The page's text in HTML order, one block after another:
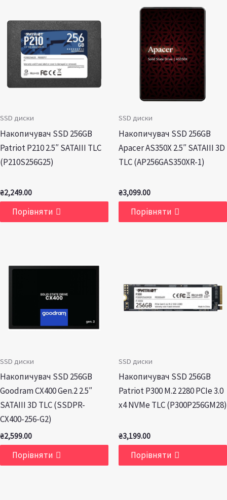
SSD диски
Накопичувач SSD 256GB
Patriot P210 2.5″ SATAIII TLC
(P210S256G25)
₴2,249.00
Порівняти
SSD диски
Накопичувач SSD 256GB
Apacer AS350X 2.5″ SATAIII 3D
TLC (AP256GAS350XR-1)
₴3,099.00
Порівняти
SSD диски
Накопичувач SSD 256GB
Goodram CX400 Gen.2 2.5″
SATAIII 3D TLC (SSDPR-
CX400-256-G2)
₴2,599.00
Порівняти
SSD диски
Накопичувач SSD 256GB
Patriot P300 M.2 2280 PCIe 3.0
x4 NVMe TLC (P300P256GM28)
₴3,199.00
Порівняти